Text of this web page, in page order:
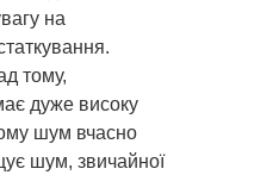
на
тому,
дуже високу
шум вчасно
шум, звичайної